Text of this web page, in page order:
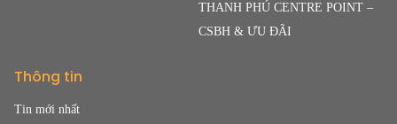
THANH PHÚ CENTRE POINT –
CSBH & ƯU ĐÃI
Thông tin
Tin mới nhất